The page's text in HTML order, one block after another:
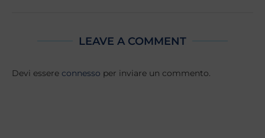
LEAVE A COMMENT
Devi essere connesso per inviare un commento.